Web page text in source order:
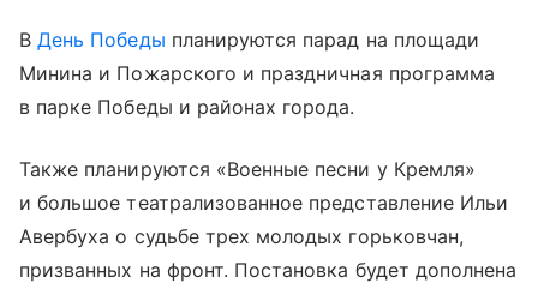
ВДень Победы планируются парад на площади
Минина и Пожарского и праздничная программа
в парке Победы и районах города.
Также планируются «Военные песни у Кремля»
и большое театрализованное представление Ильи
Авербуха о судьбе трех молодых горьковчан,
призванных на фронт. Постановка будет дополнена